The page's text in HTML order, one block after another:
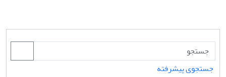
جستجوی پیشرفته